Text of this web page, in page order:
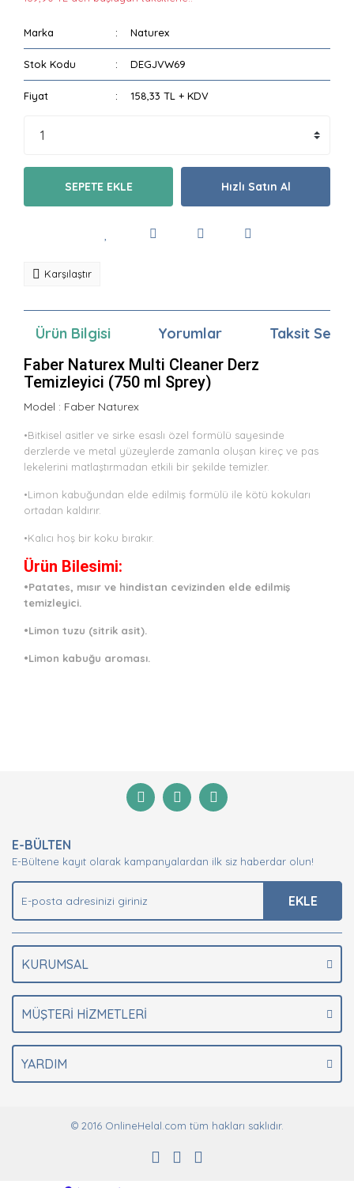
Marka Naturex
Stok Kodu DEGJVW69
Fiyat 158,33 TL + KDV
SEPETE EKLE Hızlı Satın Al
Karşılaştır
Ürün Bilgisi Yorumlar Taksit
Faber Naturex Multi Cleaner Derz
Temizleyici (750 ml Sprey)
Model : Faber Naturex
•Bitkisel asitler ve sirke esaslı özel formülü sayesinde
derzlerde ve metal yüzeylerde zamanla oluşan kireç ve pas
lekelerini matlaştırmadan etkili bir şekilde temizler.
•Limon kabuğundan elde edilmiş formülü ile kötü kokuları
ortadan kaldırır.
•Kalıcı hoş bir koku bırakır.
Ürün Bilesimi:
•Patates, mısır ve hindistan cevizinden elde edilmiş
temizleyici.
•Limon tuzu (sitrik asit).
•Limon kabuğu aroması.
Yorum Yaz
Görüş ve önerileriniz için teşekkür ederiz.
Ürün açıklamasında eksik bilgiler bulunuyor.
Ürün bilgilerinde hatalar bulunuyor.
E-BÜLTEN
E-Bültene kayıt olarak kampanyalardan ilk siz haberdar olun!
EKLE
KURUMSAL
MÜŞTERİ HİZMETLERİ
YARDIM
© 2016 OnlineHelal.com tüm hakları saklıdır.